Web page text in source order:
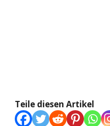
Teile diesen Artikel